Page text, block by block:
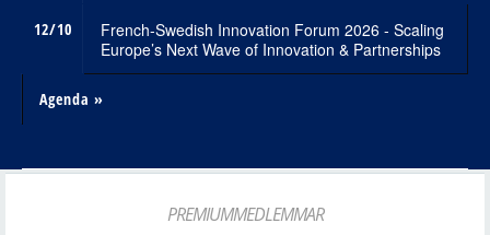
12/10
French-Swedish Innovation Forum 2026 - Scaling
Europe’s Next Wave of Innovation & Partnerships
Agenda »
PREMIUMMEDLEMMAR